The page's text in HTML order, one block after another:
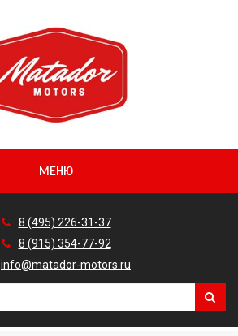
МЕНЮ
8 (495) 226-31-37
8 (915) 354-77-92
info@matador-motors.ru